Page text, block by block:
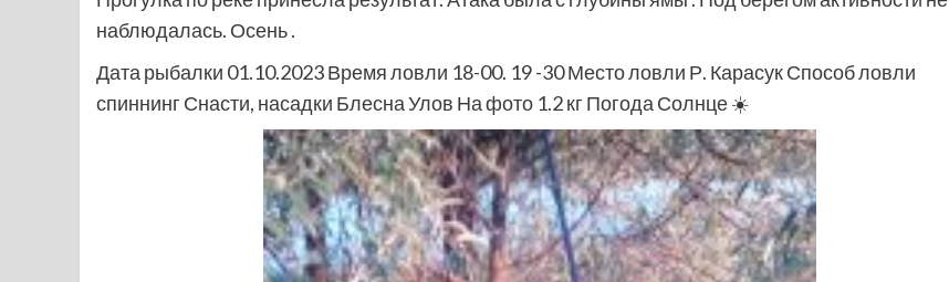
наблюдалась. Осень .
Дата рыбалки 01.10.2023 Время ловли 18-00. 19 -30 Место ловли Р. Карасук Способ ловли
спиннинг Снасти, насадки Блесна Улов На фото 1.2 кг Погода Солнце ☀️